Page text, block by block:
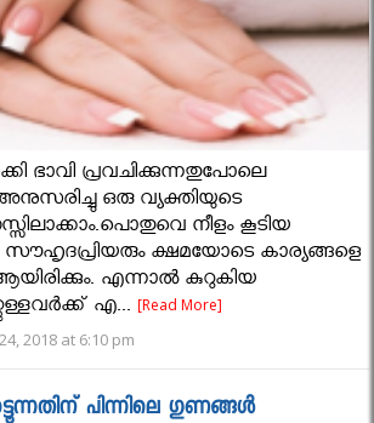
ഭാവി പ്രവചിക്കുന്നതുപോലെ
ഒരു വ്യക്തിയുടെ
നീളം കൂടിയ
ക്ഷമയോടെ കാര്യങ്ങളെ
എന്നാൽ കുറുകിയ
എ...[Read More]
2018 at 6:10 pm
പിന്നിലെ ഗുണങ്ങൾ